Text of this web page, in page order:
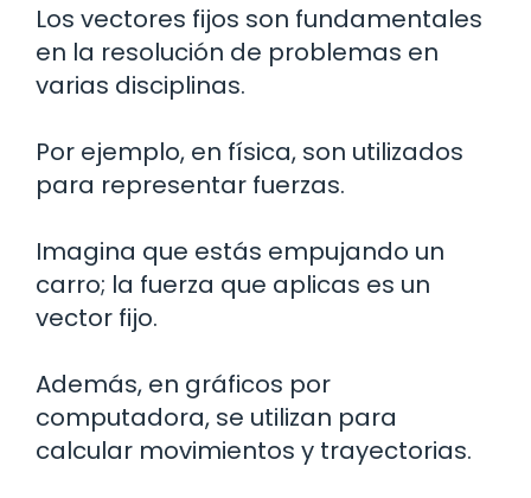
Los vectores fijos son fundamentales
en la resolución de problemas en
varias disciplinas.
Por ejemplo, en física, son utilizados
para representar fuerzas.
Imagina que estás empujando un
carro; la fuerza que aplicas es un
vector fijo.
Además, en gráficos por
computadora, se utilizan para
calcular movimientos y trayectorias.